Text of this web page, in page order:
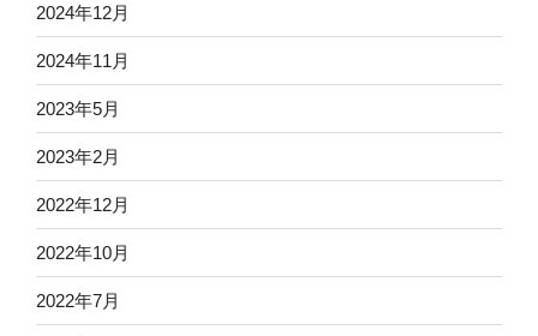
2024年12月
2024年11月
2023年5月
2023年2月
2022年12月
2022年10月
2022年7月